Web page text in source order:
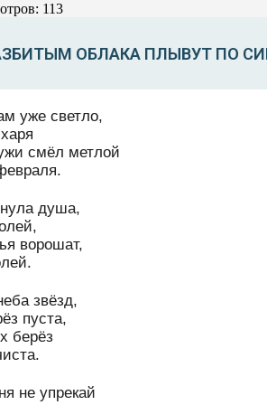
113
ОБЛАКА ПЛЫВУТ ПО
уже светло,
смёл метлой
душа,
ворошат,
звёзд,
пуста,
берёз
не упрекай